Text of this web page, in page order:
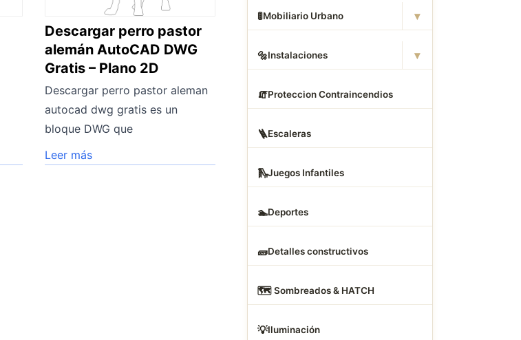
Descargar perro pastor
alemán AutoCAD DWG
Gratis – Plano 2D
Descargar perro pastor aleman
autocad dwg gratis es un
bloque DWG que
Leer más
🚦Mobiliario Urbano ▾
🔩Instalaciones ▾
🧯Proteccion Contraincendios
🪜Escaleras
🛝Juegos Infantiles
🏊Deportes
🧱Detalles constructivos
🗺️ Sombreados & HATCH
💡Iluminación